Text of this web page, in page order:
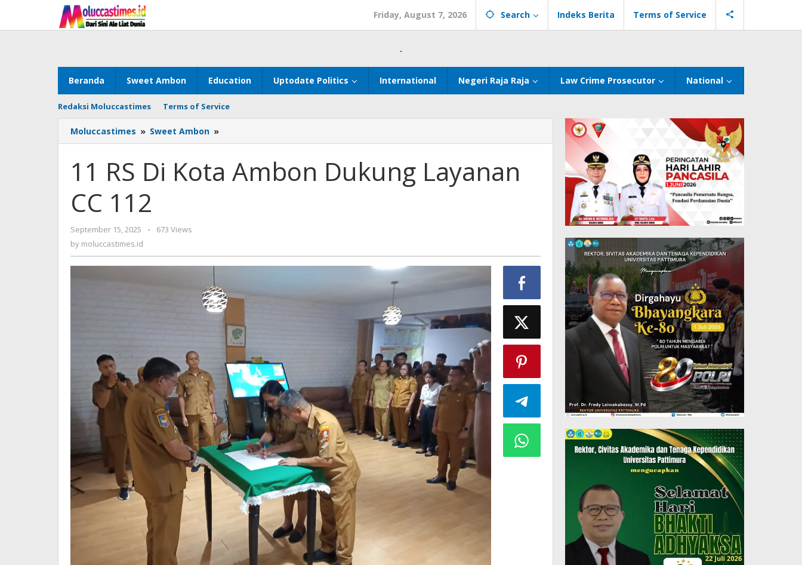
content
Friday, August 7, 2026 Search Indeks Berita Terms of Service
.
Beranda Sweet Ambon Education Uptodate Politics International Negeri Raja Raja Law Crime Prosecutor National
Redaksi Moluccastimes Terms of Service
Moluccastimes » Sweet Ambon »
RS
Kota
Ambon
11 RS Di Kota Ambon Dukung Layanan
CC 112
September 15, 2025
by
-
673 Views
by moluccastimes.id